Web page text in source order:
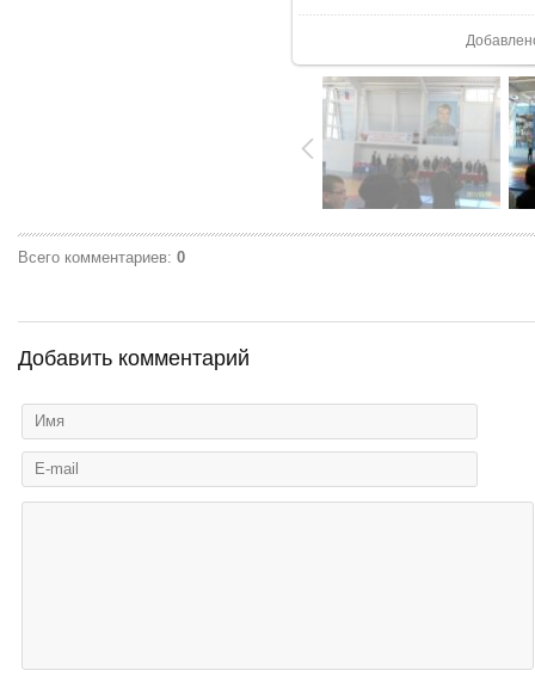
Всего комментариев: 0
Добавить комментарий